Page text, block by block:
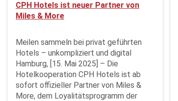
CPH Hotels ist neuer Partner von
Miles & More
Meilen sammeln bei privat geführten
Hotels – unkompliziert und digital
Hamburg, [15. Mai 2025] – Die
Hotelkooperation CPH Hotels ist ab
sofort offizieller Partner von Miles &
More, dem Loyalitätsprogramm der